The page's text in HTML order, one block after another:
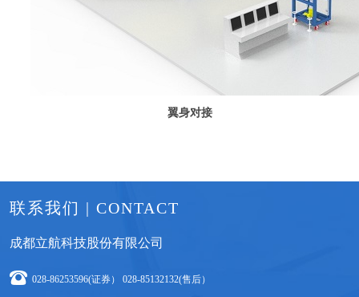
翼身对接
联系我们 | CONTACT
成都立航科技股份有限公司
028-86253596(证券） 028-85132132(售后）